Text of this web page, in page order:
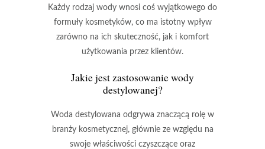
Każdy rodzaj wody wnosi coś wyjątkowego do
formuły kosmetyków, co ma istotny wpływ
zarówno na ich skuteczność, jak i komfort
użytkowania przez klientów.
Jakie jest zastosowanie wody
destylowanej?
Woda destylowana odgrywa znaczącą rolę w
branży kosmetycznej, głównie ze względu na
swoje właściwości czyszczące oraz